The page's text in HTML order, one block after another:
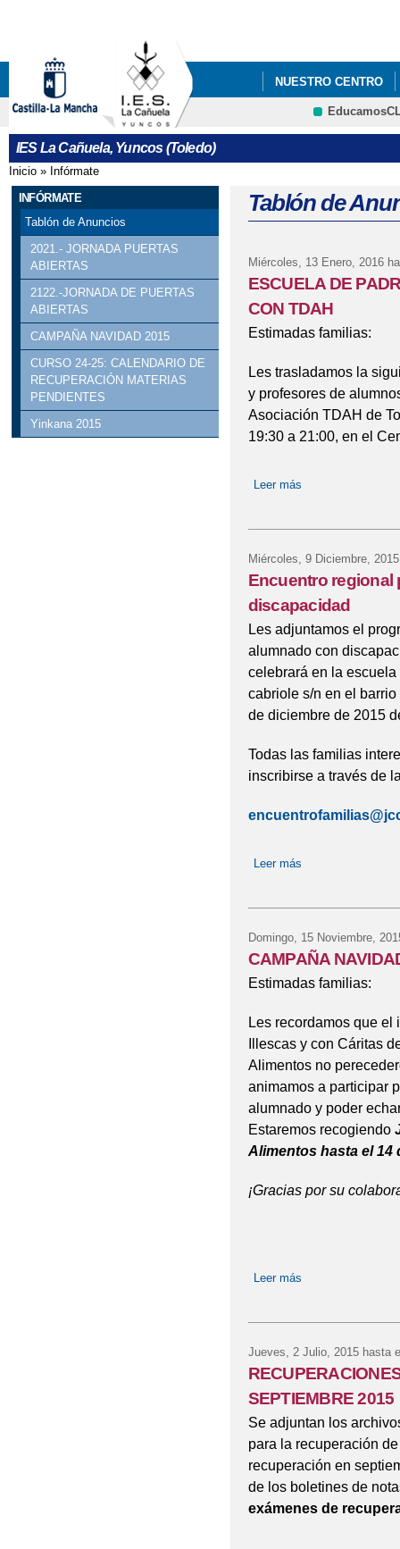
NUESTRO CENTRO
CURSO 1516:
CURSO 1617: JUNIO,
CURSO 22_23:
CURSO 1617:
VI PLAN DE ÉXITO
IES La Cañuela, Yuncos (Toledo)
Se encuentra usted aquí
Inicio » Infórmate
INFÓRMATE
Tablón de Anuncios
2021.- JORNADA PUERTAS
ABIERTAS
2122.-JORNADA DE PUERTAS
ABIERTAS
CAMPAÑA NAVIDAD 2015
CURSO 24-25: CALENDARIO DE
RECUPERACIÓN MATERIAS
PENDIENTES
Yinkana 2015
Tablón de
Miércoles, 13 Enero, 2016
ESCUELA DE
CON TDAH
Estimadas familias:
Les trasladamos la
y profesores de
Asociación TDAH de
19:30 a 21:00, en el
Leer más
Miércoles, 9 Diciembre, 2015
Encuentro regional
discapacidad
Les adjuntamos el
alumnado con
celebrará en la
cabriole s/n en el
de diciembre de 2015
Todas las familias
inscribirse a través de
Leer más
Domingo, 15 Noviembre,
CAMPAÑA
Estimadas familias:
Les recordamos que el
Illescas y con Cáritas
Alimentos no
animamos a participar
alumnado y poder
Estaremos recogiendo
Alimentos hasta el 14
¡Gracias por su
Leer más
Jueves, 2 Julio, 2015hasta
SEPTIEMBRE 2015
Se adjuntan los
para la recuperación
recuperación en
de los boletines de
exámenes de